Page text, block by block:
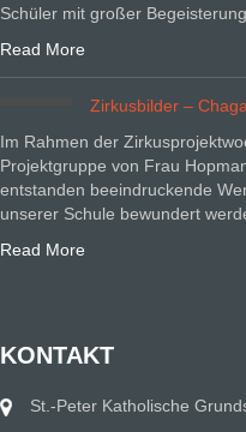
Schüler mit großer
Read More
Zirkusbilder –
Im Rahmen der
Projektgruppe von Frau
entstanden beeindruckende
unserer Schule bewundert
Read More
KONTAKT
St.-Peter Katholische